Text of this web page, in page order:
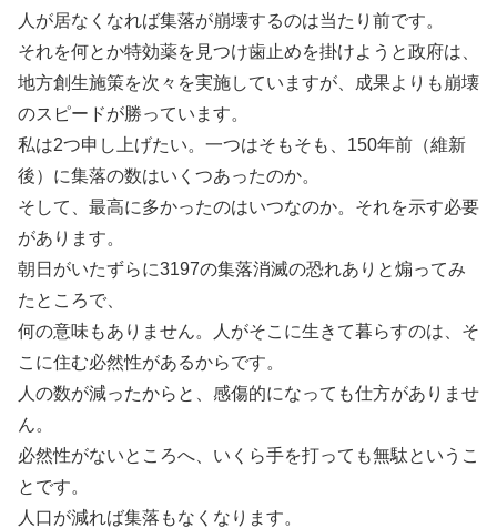
人が居なくなれば集落が崩壊するのは当たり前です。
それを何とか特効薬を見つけ歯止めを掛けようと政府は、
地方創生施策を次々を実施していますが、成果よりも崩壊
のスピードが勝っています。
私は2つ申し上げたい。一つはそもそも、150年前（維新
後）に集落の数はいくつあったのか。
そして、最高に多かったのはいつなのか。それを示す必要
があります。
朝日がいたずらに3197の集落消滅の恐れありと煽ってみ
たところで、
何の意味もありません。人がそこに生きて暮らすのは、そ
こに住む必然性があるからです。
人の数が減ったからと、感傷的になっても仕方がありませ
ん。
必然性がないところへ、いくら手を打っても無駄というこ
とです。
人口が減れば集落もなくなります。